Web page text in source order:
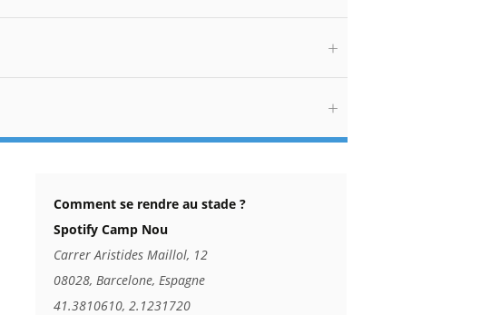
Comment se rendre au stade ?
Spotify Camp Nou
Carrer Aristides Maillol, 12
08028, Barcelone, Espagne
41.3810610, 2.1231720